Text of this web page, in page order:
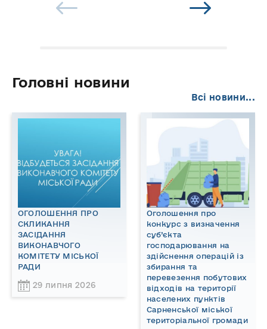
Головні новини
Всі новини...
ОГОЛОШЕННЯ ПРО
СКЛИКАННЯ
ЗАСІДАННЯ
ВИКОНАВЧОГО
КОМІТЕТУ МІСЬКОЇ
РАДИ
29 липня 2026
Оголошення про
конкурс з визначення
суб’єкта
господарювання на
здійснення операцій із
збирання та
перевезення побутових
відходів на території
населених пунктів
Сарненської міської
територіальної громади